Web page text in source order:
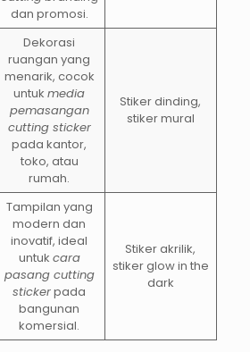
dan promosi.
Dekorasi
ruangan yang
menarik, cocok
untukmedia
pemasangan
cutting sticker
pada kantor,
toko, atau
rumah.
Stiker dinding,
stiker mural
Tampilan yang
modern dan
inovatif, ideal
untuk cara
pasang cutting
stickerpada
bangunan
komersial.
Stiker akrilik,
stiker glow in the
dark